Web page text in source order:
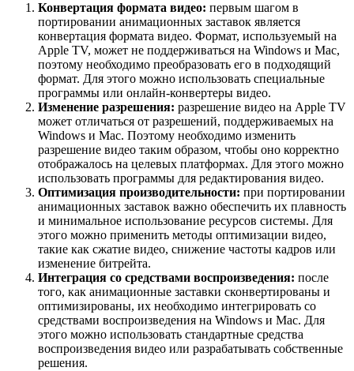
Конвертация формата видео: первым шагом в
портировании анимационных заставок является
конвертация формата видео. Формат, используемый на
Apple TV, может не поддерживаться на Windows и Mac,
поэтому необходимо преобразовать его в подходящий
формат. Для этого можно использовать специальные
программы или онлайн-конвертеры видео.
Изменение разрешения: разрешение видео на Apple TV
может отличаться от разрешений, поддерживаемых на
Windows и Mac. Поэтому необходимо изменить
разрешение видео таким образом, чтобы оно корректно
отображалось на целевых платформах. Для этого можно
использовать программы для редактирования видео.
Оптимизация производительности: при портировании
анимационных заставок важно обеспечить их плавность
и минимальное использование ресурсов системы. Для
этого можно применить методы оптимизации видео,
такие как сжатие видео, снижение частоты кадров или
изменение битрейта.
Интеграция со средствами воспроизведения: после
того, как анимационные заставки сконвертированы и
оптимизированы, их необходимо интегрировать со
средствами воспроизведения на Windows и Mac. Для
этого можно использовать стандартные средства
воспроизведения видео или разрабатывать собственные
решения.